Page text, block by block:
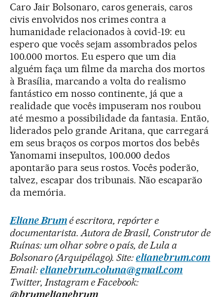
Caro Jair Bolsonaro, caros generais, caros
civis envolvidos nos crimes contra a
humanidade relacionados à covid-19: eu
espero que vocês sejam assombrados pelos
100.000 mortos. Eu espero que um dia
alguém faça um filme da marcha dos mortos
à Brasília, marcando a volta do realismo
fantástico em nosso continente, já que a
realidade que vocês impuseram nos roubou
até mesmo a possibilidade da fantasia. Então,
liderados pelo grande Aritana, que carregará
em seus braços os corpos mortos dos bebês
Yanomami insepultos, 100.000 dedos
apontarão para seus rostos. Vocês poderão,
talvez, escapar dos tribunais. Não escaparão
da memória.
Eliane Brumé escritora, repórter e
documentarista. Autora de Brasil, Construtor de
Ruínas: um olhar sobre o país, de Lula a
Bolsonaro (Arquipélago). Site:elianebrum.com
Email:elianebrum.coluna@gmail.com
Twitter, Instagram e Facebook:
@brumelianebrum